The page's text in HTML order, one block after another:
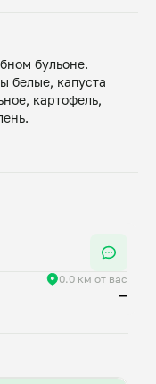
бульоне.
белые, капуста
картофель,
0.0 км от вас
—